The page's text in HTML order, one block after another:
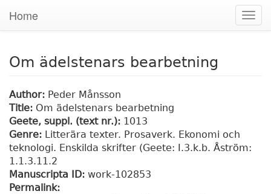
Home
Om ädelstenars bearbetning
Author: Peder Månsson
Title: Om ädelstenars bearbetning
Geete, suppl. (text nr.): 1013
Genre: Litterära texter. Prosaverk. Ekonomi och
teknologi. Enskilda skrifter (Geete: I.3.k.b. Åström:
1.1.3.11.2
Manuscripta ID: work-102853
Permalink: